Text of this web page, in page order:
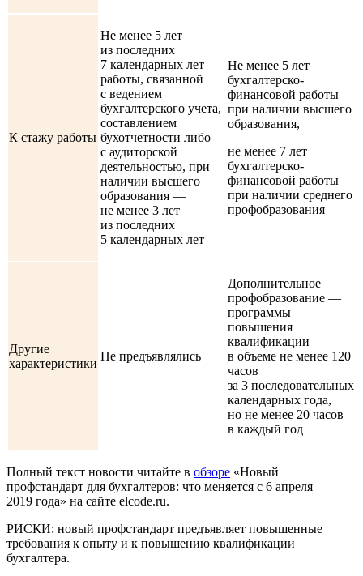
К стажу работы
Не менее 5 лет
из последних
7 календарных лет
работы, связанной
с ведением
бухгалтерского учета,
составлением
бухотчетности либо
с аудиторской
деятельностью, при
наличии высшего
образования —
не менее 3 лет
из последних
5 календарных лет
Не менее 5 лет
бухгалтерско-
финансовой работы
при наличии высшего
образования,
не менее 7 лет
бухгалтерско-
финансовой работы
при наличии среднего
профобразования
Другие
характеристики
Не предъявлялись
Дополнительное
профобразование —
программы
повышения
квалификации
в объеме не менее 120
часов
за 3 последовательных
календарных года,
но не менее 20 часов
в каждый год
Полный текст новости читайте в обзоре «Новый
профстандарт для бухгалтеров: что меняется с 6 апреля
2019 года» на сайте elcode.ru.
РИСКИ: новый профстандарт предъявляет повышенные
требования к опыту и к повышению квалификации
бухгалтера.